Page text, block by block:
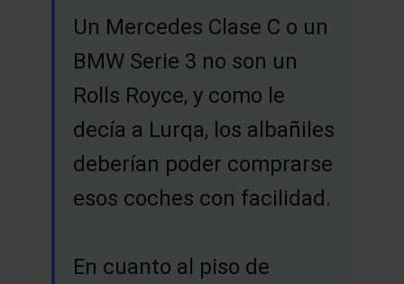
Un Mercedes Clase C o un
BMW Serie 3 no son un
Rolls Royce, y como le
decía a Lurqa, los albañiles
deberían poder comprarse
esos coches con facilidad.
En cuanto al piso de